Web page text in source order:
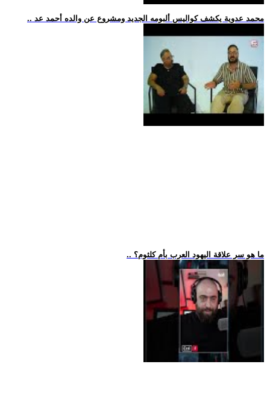
.. محمد عدوية يكشف كواليس ألبومه الجديد ومشروع عن والده أحمد عد
.. ما هو سر علاقة اليهود العرب بأم كلثوم؟